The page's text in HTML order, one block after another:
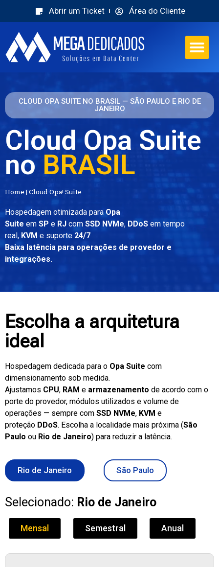
Abrir um Ticket Área do Cliente
CLOUD OPA SUITE NO BRASIL — SÃO PAULO E RIO DE
JANEIRO
Cloud Opa Suite
no BRASIL
Home | Cloud Opa! Suite
Hospedagem otimizada para Opa
Suite em SP e RJ com SSD NVMe, DDoS em tempo
real, KVM e suporte 24/7
Baixa latência para operações de provedor e
integrações.
Escolha a arquitetura
ideal
Hospedagem dedicada para o Opa Suite com
dimensionamento sob medida.
Ajustamos CPU, RAM e armazenamento de acordo com o
porte do provedor, módulos utilizados e volume de
operações — sempre com SSD NVMe, KVM e
proteção DDoS. Escolha a localidade mais próxima (São
Paulo ou Rio de Janeiro) para reduzir a latência.
Rio de Janeiro São Paulo
Selecionado: Rio de Janeiro
Mensal Semestral Anual